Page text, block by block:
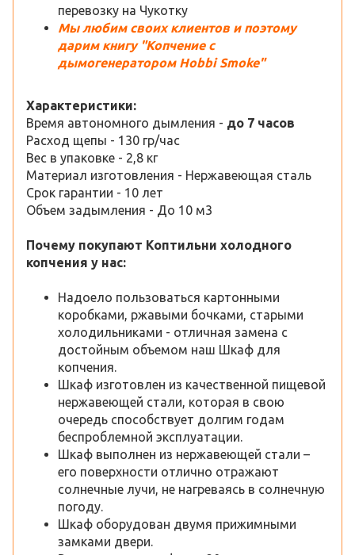
перевозку на Чукотку
Мы любим своих клиентов и поэтому
дарим книгу "Копчение с
дымогенератором Hobbi Smoke"
Характеристики:
Время автономного дымления - до 7 часов
Расход щепы - 130 гр/час
Вес в упаковке - 2,8 кг
Материал изготовления - Нержавеющая сталь
Срок гарантии - 10 лет
Объем задымления - До 10 м3
Почему покупают Коптильни холодного
копчения у нас:
Надоело пользоваться картонными
коробками, ржавыми бочками, старыми
холодильниками - отличная замена с
достойным объемом наш Шкаф для
копчения.
Шкаф изготовлен из качественной пищевой
нержавеющей стали, которая в свою
очередь способствует долгим годам
беспроблемной эксплуатации.
Шкаф выполнен из нержавеющей стали –
его поверхности отлично отражают
солнечные лучи, не нагреваясь в солнечную
погоду.
Шкаф оборудован двумя прижимными
замками двери.